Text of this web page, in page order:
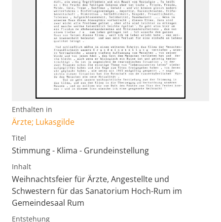
Enthalten in
Ärzte; Lukasgilde
Titel
Stimmung - Klima - Grundeinstellung
Inhalt
Weihnachtsfeier für Ärzte, Angestellte und
Schwestern für das Sanatorium Hoch-Rum im
Gemeindesaal Rum
Entstehung